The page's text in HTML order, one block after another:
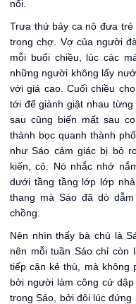
nổi.
Trưa thứ bảy ca nô đưa
trong chợ. Vợ của người
mỗi buổi chiều, lúc các
những người không lấy
với giá cao. Cuối chiều
tới để giành giật nhau
sau cũng biến mất sau
thành bọc quanh thành
như Sáo cảm giác bị bỏ
kiến, cỏ. Nó nhắc nhớ
dưới tầng tầng lớp lớp
thang mà Sáo đã dò
chồng.
Nên nhìn thấy bà chủ là
nên mỗi tuần Sáo chỉ còn
tiếp cận kẻ thù, mà không
bởi người làm công cứ
trong Sáo, bởi đôi lúc